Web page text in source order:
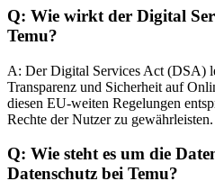
Q: Wie wirkt der Digital
Temu?
A: Der Digital Services Act (DSA)
Transparenz und Sicherheit auf
diesen EU-weiten Regelungen
Rechte der Nutzer zu gewährleisten.
Q: Wie steht es um die
Datenschutz bei Temu?